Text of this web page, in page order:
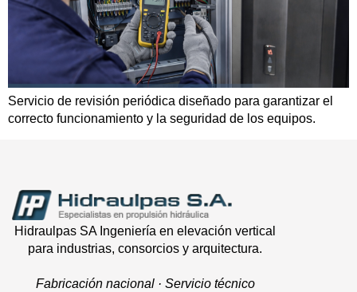
Servicio de revisión periódica diseñado para garantizar el
correcto funcionamiento y la seguridad de los equipos.
Hidraulpas SA Ingeniería en elevación vertical
para industrias, consorcios y arquitectura.
Fabricación nacional · Servicio técnico